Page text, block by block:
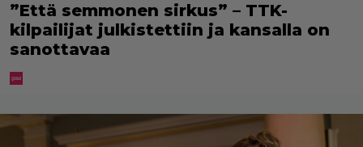
”Että semmonen sirkus” – TTK-
kilpailijat julkistettiin ja kansalla on
sanottavaa